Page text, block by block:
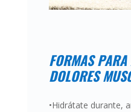
FORMAS
DOLORES
•Hidrátate durante,